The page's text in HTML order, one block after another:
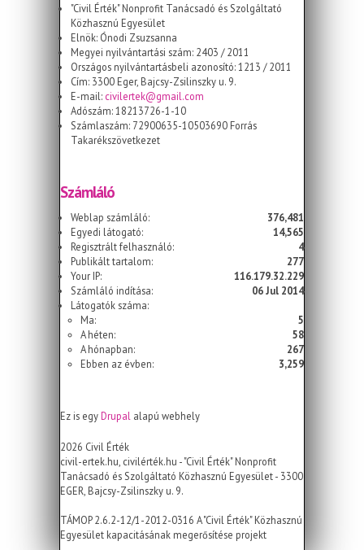
"Civil Érték" Nonprofit Tanácsadó és Szolgáltató
Közhasznú Egyesület
Elnök: Ónodi Zsuzsanna
Megyei nyilvántartási szám: 2403 / 2011
Országos nyilvántartásbeli azonosító: 1213 / 2011
Cím: 3300 Eger, Bajcsy-Zsilinszky u. 9.
E-mail: civilertek@gmail.com
Adószám: 18213726-1-10
Számlaszám: 72900635-10503690 Forrás
Takarékszövetkezet
Számláló
Weblap számláló:
376,481
Egyedi látogató:
14,565
Regisztrált felhasználó:
4
Publikált tartalom:
277
Your IP:
116.179.32.229
Számláló indítása:
06 Jul 2014
Látogatók száma:
Ma:
5
A héten:
58
A hónapban:
267
Ebben az évben:
3,259
Ez is egyDrupal alapú webhely
2026 Civil Érték
civil-ertek.hu, civilérték.hu - "Civil Érték" Nonprofit
Tanácsadó és Szolgáltató Közhasznú Egyesület - 3300
EGER, Bajcsy-Zsilinszky u. 9.
TÁMOP 2.6.2-12/1-2012-0316 A "Civil Érték" Közhasznú
Egyesület kapacitásának megerősítése projekt